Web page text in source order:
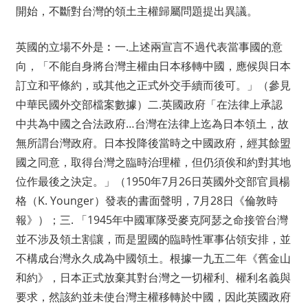
開始，不斷對台灣的領土主權歸屬問題提出異議。
英國的立場不外是︰一.上述兩宣言不過代表當事國的意
向，「不能自身將台灣主權由日本移轉中國，應候與日本
訂立和平條約，或其他之正式外交手續而後可。」（參見
中華民國外交部檔案數據）二.英國政府「在法律上承認
中共為中國之合法政府…台灣在法律上迄為日本領土，故
無所謂台灣政府。日本投降後當時之中國政府，經其餘盟
國之同意，取得台灣之臨時治理權，但仍須俟和約對其地
位作最後之決定。」（1950年7月26日英國外交部官員楊
格（K. Younger）發表的書面聲明，7月28日《倫敦時
報》）；三. 「1945年中國軍隊受麥克阿瑟之命接管台灣
並不涉及領土割讓，而是盟國的臨時性軍事佔領安排，並
不構成台灣永久成為中國領土。根據一九五二年《舊金山
和約》，日本正式放棄其對台灣之一切權利、權利名義與
要求，然該約並未使台灣主權移轉於中國，因此英國政府